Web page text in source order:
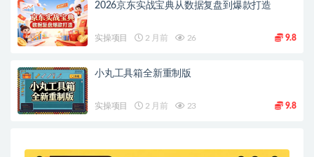
2026京东实战宝典从数据复盘到爆款打造
实操项目 2 月前 26 9.8
小丸工具箱全新重制版
实操项目 2 月前 23 9.8